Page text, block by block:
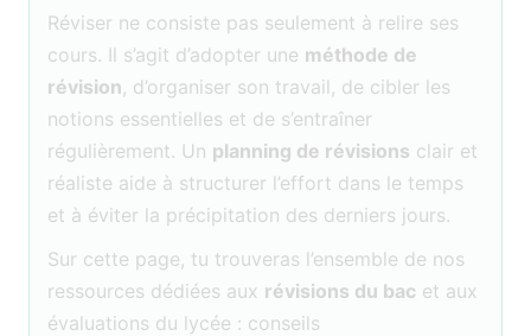
Réviser ne consiste pas seulement à relire ses
cours. Il s’agit d’adopter une méthode de
révision, d’organiser son travail, de cibler les
notions essentielles et de s’entraîner
régulièrement. Un planning de révisions clair et
réaliste aide à structurer l’effort dans le temps
et à éviter la précipitation des derniers jours.
Sur cette page, tu trouveras l’ensemble de nos
ressources dédiées aux révisions du bac et aux
évaluations du lycée : conseils